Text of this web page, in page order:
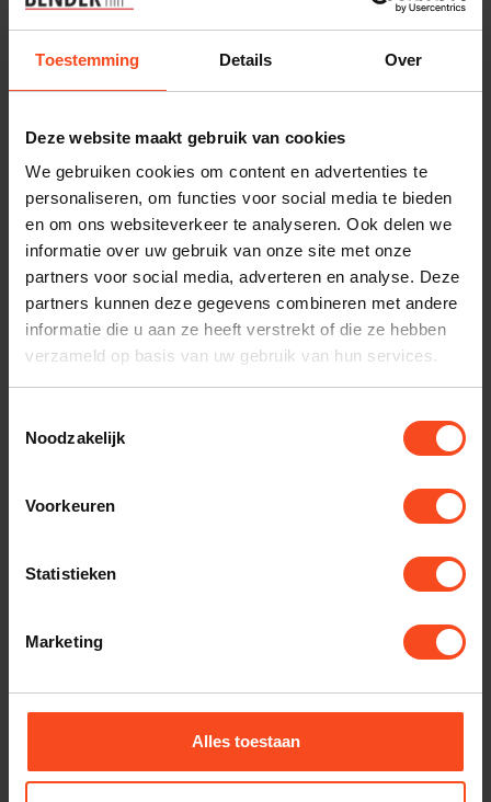
Toestemming Details Over
Deze website maakt gebruik van cookies
We gebruiken cookies om content en advertenties te
personaliseren, om functies voor social media te bieden
en om ons websiteverkeer te analyseren. Ook delen we
informatie over uw gebruik van onze site met onze
partners voor social media, adverteren en analyse. Deze
partners kunnen deze gegevens combineren met andere
informatie die u aan ze heeft verstrekt of die ze hebben
verzameld op basis van uw gebruik van hun services.
Noodzakelijk
Voorkeuren
Statistieken
Marketing
Alles toestaan
€1.199,00
Niet op voorraad Niet op voorraad
Silent Angel
Silent Angel Rhein Z1
Plus
€3.399,00
Silent Angel Bremen
SL1 PLUS
€999,00
Silent Angel Genesis
€1.499,00
Silent Angel Bonn NX
€3.495,00
Niet op voorraad